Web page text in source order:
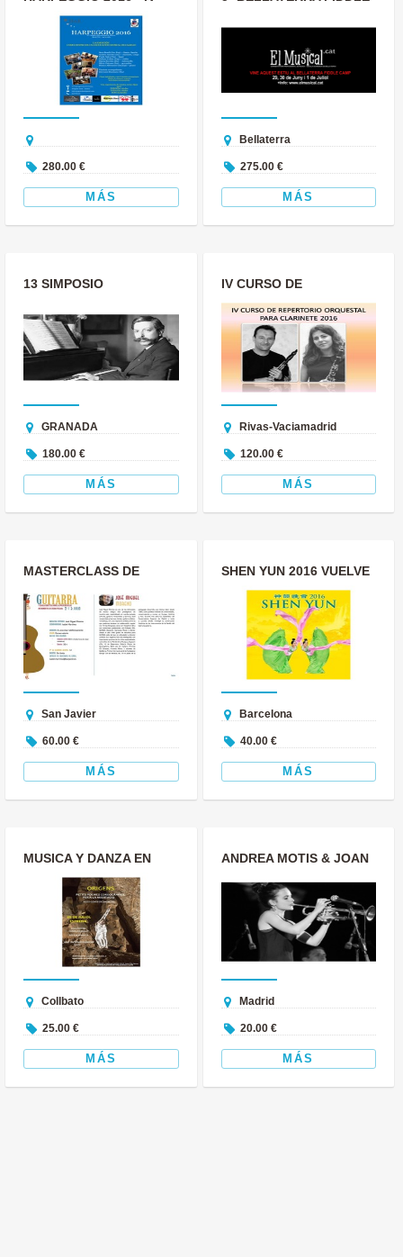
CAMPUS
INTERNACIONAL DE
MÚSICA
280.00 €
MÁS
Bellaterra
275.00 €
MÁS
13 SIMPOSIO
MÚSICA DE TECLA
ESPAÑ...
GRANADA
180.00 €
MÁS
IV CURSO DE
REPERTORIO
ORQUESTAL PARA
CLARINETE 20...
Rivas-Vaciamadrid
120.00 €
MÁS
MASTERCLASS DE
GUITARRA CON EL
MAESTRO JOSÉ
MIGUEL...
San Javier
60.00 €
MÁS
SHEN YUN 2016 VUELVE
AL GRAN TEATRE DEL
LICEU
Barcelona
40.00 €
MÁS
MUSICA Y DANZA EN
LAS CUEVAS DE
SALNITRE
Collbato
25.00 €
MÁS
ANDREA MOTIS & JOAN
CHAMORRO, EN
CONCIERTO EN MADR...
Madrid
20.00 €
MÁS